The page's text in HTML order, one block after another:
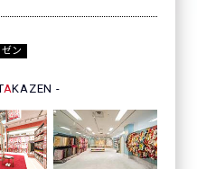
ン
AKAZEN -